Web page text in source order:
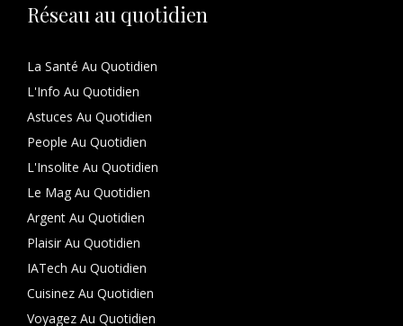
Réseau au quotidien
La Santé Au Quotidien
L'Info Au Quotidien
Astuces Au Quotidien
People Au Quotidien
L'Insolite Au Quotidien
Le Mag Au Quotidien
Argent Au Quotidien
Plaisir Au Quotidien
IATech Au Quotidien
Cuisinez Au Quotidien
Voyagez Au Quotidien